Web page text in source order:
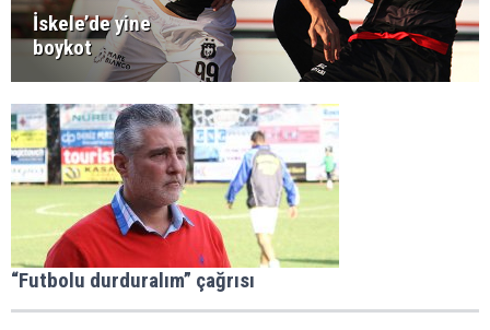
İskele’de yine
boykot
“Futbolu durduralım” çağrısı